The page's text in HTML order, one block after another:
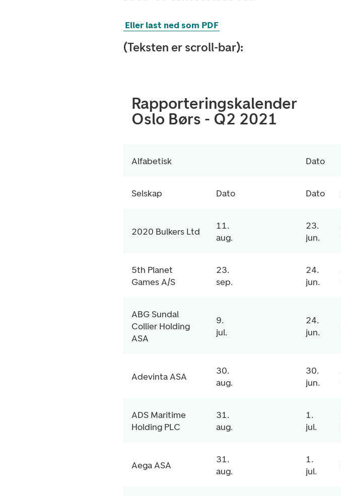
Eller last ned som PDF
(Teksten er scroll-bar):
Rapporteringskalender
Oslo Børs - Q2 2021
Alfabetisk Dato
Selskap Dato Dato
2020 Bulkers Ltd
11.
aug.
23.
jun.
5th Planet
Games A/S
23.
sep.
24.
jun.
ABG Sundal
Collier Holding
ASA
9.
jul.
24.
jun.
Adevinta ASA
30.
aug.
30.
jun.
ADS Maritime
Holding PLC
31.
aug.
1.
jul.
Aega ASA
31.
aug.
1.
jul.